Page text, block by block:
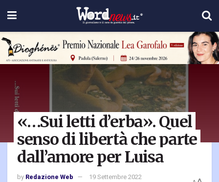
«…Sui letti d’erba». Quel
senso di libertà che parte
dall’amore per Luisa
by Redazione Web
19 Settembre 2022